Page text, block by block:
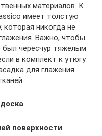
материалов. К
имеет толстую
которая никогда не
Важно, чтобы
чересчур тяжелым
в комплект к утюгу
для глажения
поверхности